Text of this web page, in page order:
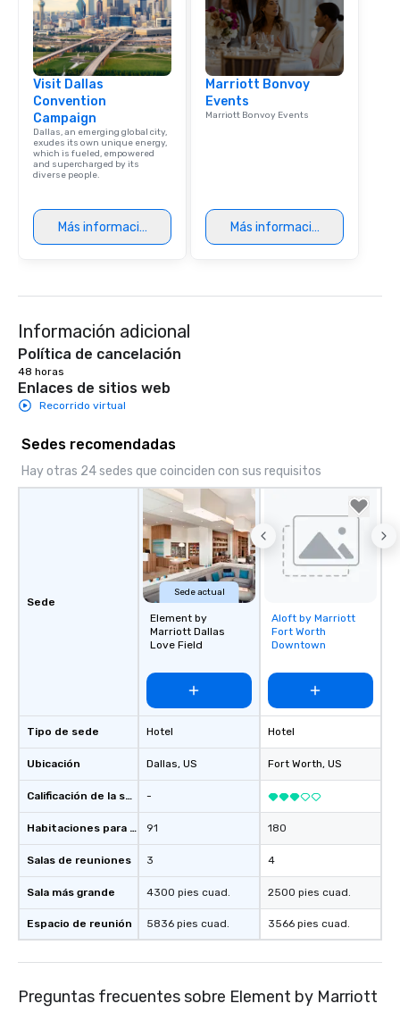
Visit Dallas
Convention
Campaign
Dallas, an emerging global city,
exudes its own unique energy,
which is fueled, empowered
and supercharged by its
diverse people.
Más información
Marriott Bonvoy
Events
Marriott Bonvoy Events
Más información
Información adicional
Política de cancelación
48 horas
Enlaces de sitios web
Recorrido virtual
Sedes recomendadas
Hay otras 24 sedes que coinciden con sus requisitos
Sede
Tipo de sede
Ubicación
Calificación de la sede
Habitaciones para huéspedes
Salas de reuniones
Sala más grande
Espacio de reunión
Sede actual
Element by
Marriott Dallas
Love Field
Hotel
Dallas, US
-
91
3
4300 pies cuad.
5836 pies cuad.
Removed from
favorites
Aloft by Marriott
Fort Worth
Downtown
Hotel
Fort Worth, US
180
4
2500 pies cuad.
3566 pies cuad.
Preguntas frecuentes sobre Element by Marriott